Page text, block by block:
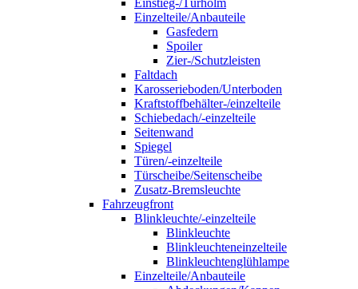
Einstieg-/Türholm
Einzelteile/Anbauteile
Gasfedern
Spoiler
Zier-/Schutzleisten
Faltdach
Karosserieboden/Unterboden
Kraftstoffbehälter-/einzelteile
Schiebedach/-einzelteile
Seitenwand
Spiegel
Türen/-einzelteile
Türscheibe/Seitenscheibe
Zusatz-Bremsleuchte
Fahrzeugfront
Blinkleuchte/-einzelteile
Blinkleuchte
Blinkleuchteneinzelteile
Blinkleuchtenglühlampe
Einzelteile/Anbauteile